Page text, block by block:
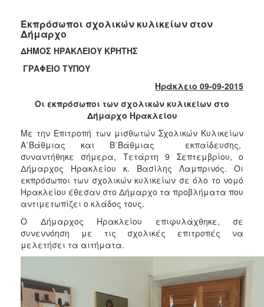
2022
2021
2020
2019
2017
2016
2015
2013
2012
2011
2010
2006
ΔΗΜΟΤΗΣ
Εκπρόσωποι σχολικών κυλικείων στον
Δήμαρχο
ΔΗΜΟΣ ΗΡΑΚΛΕΙΟΥ ΚΡΗΤΗΣ
ΓΡΑΦΕΙΟ ΤΥΠΟΥ
Ηράκλειο 09-09-2015
Οι εκπρόσωποι των σχολικών κυλικείων στο
Δήμαρχο Ηρακλείου
Με την Επιτροπή των μισθωτών Σχολικών Κυλικείων
Α΄Βάθμιας και Β΄Βάθμιας εκπαίδευσης,
συναντήθηκε σήμερα, Τετάρτη 9 Σεπτεμβρίου, ο
Δήμαρχος Ηρακλείου κ. Βασίλης Λαμπρινός. Οι
εκπρόσωποι των σχολικών κυλικείων σε όλο το νομό
Ηρακλείου έθεσαν στο Δήμαρχο τα προβλήματα που
αντιμετωπίζει ο κλάδος τους.
Ο Δήμαρχος Ηρακλείου επιφυλάχθηκε, σε
συνεννόηση με τις σχολικές επιτροπές να
μελετήσει τα αιτήματα.